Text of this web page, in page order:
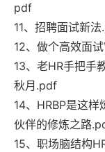
pdf
11、招聘面试新
12、做个高效面
13、老HR手把手
秋月.pdf
14、HRBP是这
伙伴的修炼之路
15、职场脑结构